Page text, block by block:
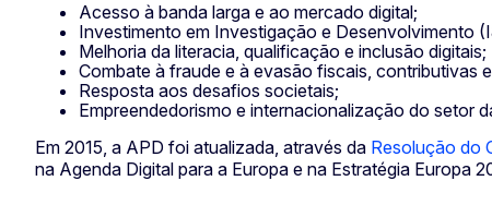
Acesso à banda larga e ao mercado digital;
Investimento em Investigação e Desenvolvimento
Melhoria da literacia, qualificação e inclusão digitais;
Combate à fraude e à evasão fiscais, contributivas
Resposta aos desafios societais;
Empreendedorismo e internacionalização do setor
Em 2015, a APD foi atualizada, através da Resolução do
na Agenda Digital para a Europa e na Estratégia Europa